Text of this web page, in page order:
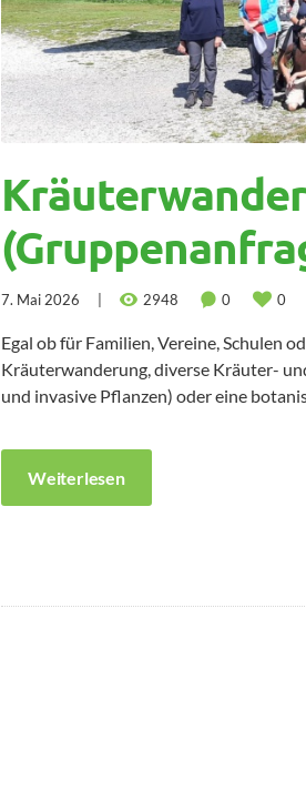
7. Mai 2026 2948 0 0
Egal ob für Familien, Vereine, Schulen
Kräuterwanderung, diverse Kräuter-
und invasive Pflanzen) oder eine
Weiterlesen